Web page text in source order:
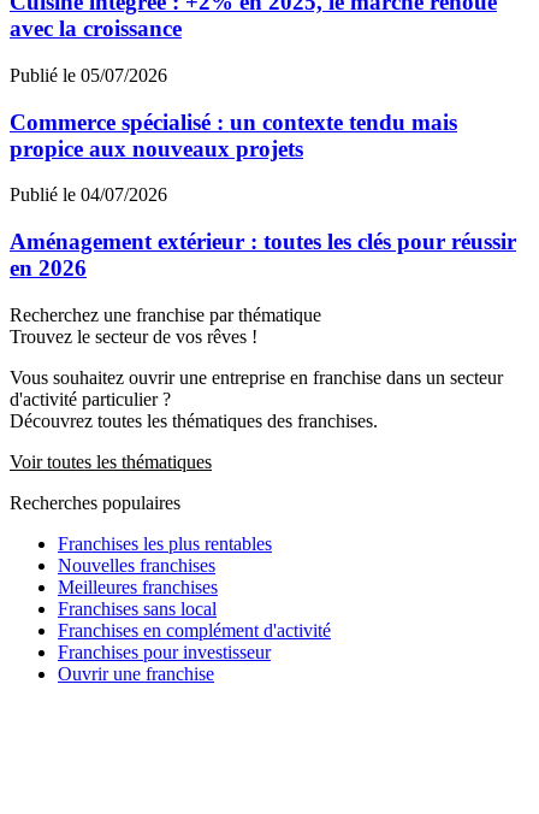
avec la croissance
Publié le 05/07/2026
Commerce spécialisé : un contexte tendu mais
propice aux nouveaux projets
Publié le 04/07/2026
Aménagement extérieur : toutes les clés pour réussir
en 2026
Recherchez une franchise par thématique
Trouvez le secteur de vos rêves !
Vous souhaitez ouvrir une entreprise en franchise dans un secteur
d'activité particulier ?
Découvrez toutes les thématiques des franchises.
Voir toutes les thématiques
Recherches populaires
Franchises les plus rentables
Nouvelles franchises
Meilleures franchises
Franchises sans local
Franchises en complément d'activité
Franchises pour investisseur
Ouvrir une franchise